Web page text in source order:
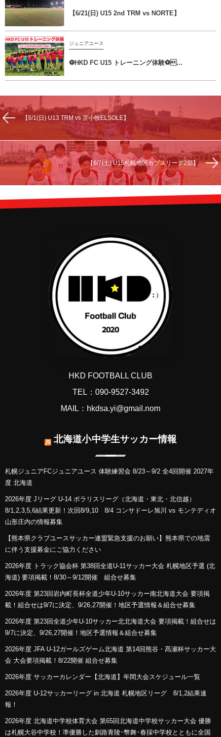
【6/21(日) U15 2nd TRM vs NORTE】
ジュニアユース
⚽️HKD FC U15 トレーニング体験⚽...
【6/1(日) U13 TRM vs 苫小牧ELSOLE】
【6/7(土) U15札幌地区カブスリーグ2部】
HKD FOOTBALL CLUB
TEL：090-9527-3492
MAIL：hkdsa.yi@gmail.nom
北海道小中学生サッカー情報
札幌ジュニアFCジュニアユース 体験練習会 8/23～9/2 全4回開催 2027年
度 北海道
2026年度 Jリーグ U-14 ポラリスリーグ（北海道・東北・北信越）
8/1,2,3,5,6結果更新！次回8/9,10 8/4 コンサドーレ旭川 vs モンテディオ
山形庄内の情報募集
【熊本県クラブユースサッカー連盟緊急支援のお願い】熊本県での地震
に伴う支援募金にご協力ください
2026年度 トラック協会杯 第38回全道U-11サッカー大会 札幌地区予選 (北
海道) 要項掲載！8/30～9/12開催 組合せ募集
2026年度 第23回岩内町長杯全道少年U-10サッカー南北海道大会 要項掲
載！組合せは9/7に決定、9/26,27開催！地区予選情報＆組合せ募集
2026年度 第23回全道少年U-10サッカー北北海道大会 要項掲載！組合せは
9/7に決定、9/26,27開催！地区予選情報＆組合せ募集
2026年度 JFA U-12ガールズゲーム北海道 第14回熊谷・髙瀬杯サッカー大
会 大会要項掲載！8/22開催 組合せ募集
2026年度 サッカーカレンダー【北海道】年間大会スケジュール一覧
2026年度 U-12サッカーリーグ in 北海道 札幌地区リーグ 8/1,2結果速
報！
2026年度 北海道中学校体育大会 第65回北海道中学校サッカー大会 優勝
は札幌大谷中学校！準優勝した釧路青陵･幣舞･春採中学校とともに全国